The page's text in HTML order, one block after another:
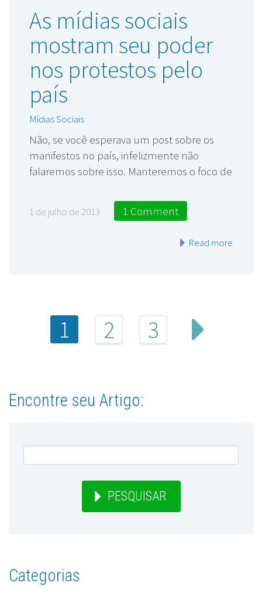
As mídias sociais
mostram seu poder
nos protestos pelo
país
Mídias Sociais
Não, se você esperava um post sobre os
manifestos no país, infelizmente não
falaremos sobre isso. Manteremos o foco de
1 de julho de 2013 1 Comment
Read more
1 2 3
Encontre seu Artigo:
PESQUISAR
Categorias